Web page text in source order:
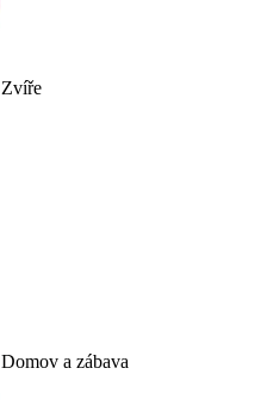
Zvíře
Domov a zábava